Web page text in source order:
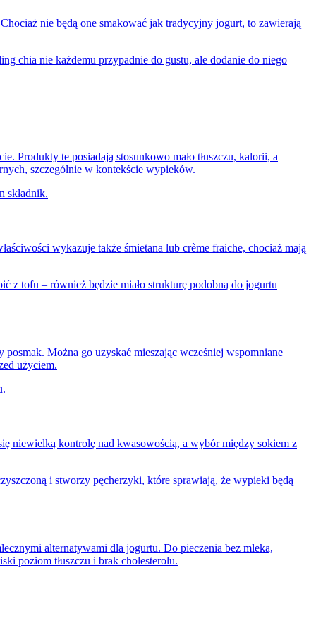
nie będą one smakować jak tradycyjny jogurt, to zawierają
chia nie każdemu przypadnie do gustu, ale dodanie do niego
Produkty te posiadają stosunkowo mało tłuszczu, kalorii, a
szczególnie w kontekście wypieków.
składnik.
wykazuje także śmietana lub crème fraiche, chociaż mają
z tofu – również będzie miało strukturę podobną do jogurtu
Można go uzyskać mieszając wcześniej wspomniane
użyciem.
niewielką kontrolę nad kwasowością, a wybór między sokiem z
i stworzy pęcherzyki, które sprawiają, że wypieki będą
alternatywami dla jogurtu. Do pieczenia bez mleka,
poziom tłuszczu i brak cholesterolu.